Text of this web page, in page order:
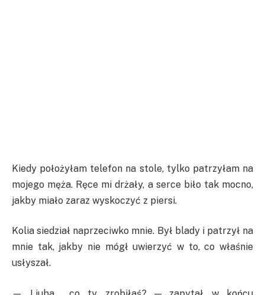
Kiedy położyłam telefon na stole, tylko patrzyłam na
mojego męża. Ręce mi drżały, a serce biło tak mocno,
jakby miało zaraz wyskoczyć z piersi.
Kolia siedział naprzeciwko mnie. Był blady i patrzył na
mnie tak, jakby nie mógł uwierzyć w to, co właśnie
usłyszał.